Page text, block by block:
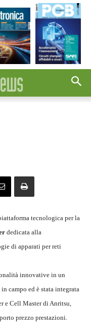
tecnologica per la
dedicata alla
di apparati per reti
innovative in un
campo ed è stata integrata
e Cell Master di Anritsu,
prezzo prestazioni.